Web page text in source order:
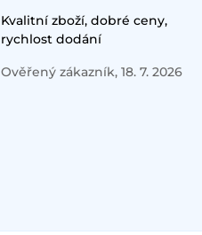
Kvalitní zboží, dobré ceny,
rychlost dodání
Ověřený zákazník, 18. 7. 2026